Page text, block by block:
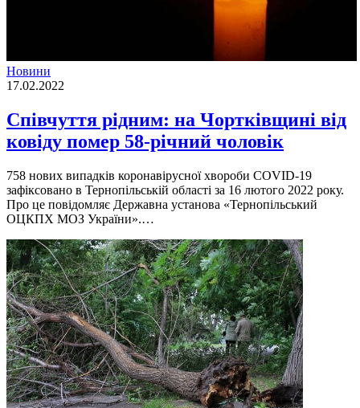
Новини
17.02.2022
Співчуття рідним: на Чортківщині від
ковіду помер 58-річний чоловік
758 нових випадків коронавірусної хвороби COVID-19
зафіксовано в Тернопільській області за 16 лютого 2022 року.
Про це повідомляє Державна установа «Тернопільський
ОЦКПХ МОЗ України».…